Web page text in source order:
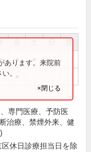
祝
● ●
あります。来院前
。
×閉じる
専門医療、予防医
治療、禁煙外来、健
)
休日診療担当日を除